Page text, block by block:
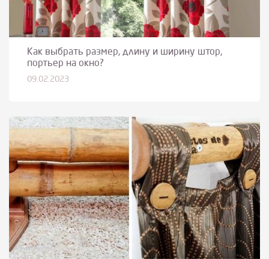
Как выбрать размер, длину и ширину штор,
портьер на окно?
09.02.2023